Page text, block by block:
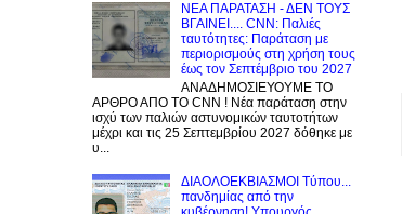
NEA ΠΑΡΑΤΑΣΗ - ΔΕΝ ΤΟΥΣ
ΒΓΑΙΝΕΙ.... CNN: Παλιές
ταυτότητες: Παράταση με
περιορισμούς στη χρήση τους
έως τον Σεπτέμβριο του 2027
ΑΝΑΔΗΜΟΣΙΕΥΟΥΜΕ ΤΟ
ΑΡΘΡΟ ΑΠΟ ΤΟ CNN ! Νέα παράταση στην
ισχύ των παλιών αστυνομικών ταυτοτήτων
μέχρι και τις 25 Σεπτεμβρίου 2027 δόθηκε με
υ...
ΔΙΑΟΛΟΕΚΒΙΑΣΜΟΙ Tύπου...
πανδημίας από την